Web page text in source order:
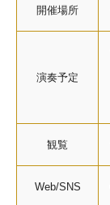
開催場所
演奏予定
観覧
Web/SNS